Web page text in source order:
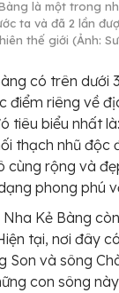
là một trong
ta và đã 2 lần
thế giới (Ảnh:
có trên dưới
điểm riêng về
tiêu biểu nhất
thạch nhũ độc
cùng rộng và
phong phú
Kẻ Bàng
tại, nơi đây
Son và sông
con sông